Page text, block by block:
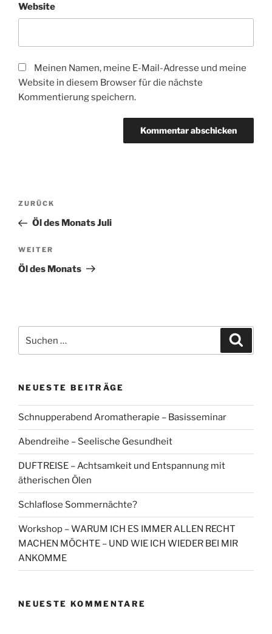
Website
Meinen Namen, meine E-Mail-Adresse und meine
Website in diesem Browser für die nächste
Kommentierung speichern.
Beitragsnavigation
Vorheriger
Beitrag
ZURÜCK
Öl des Monats Juli
Nächster
Beitrag
WEITER
Öl des Monats
nach:
NEUESTE BEITRÄGE
Schnupperabend Aromatherapie – Basisseminar
Abendreihe – Seelische Gesundheit
DUFTREISE – Achtsamkeit und Entspannung mit
ätherischen Ölen
Schlaflose Sommernächte?
Workshop – WARUM ICH ES IMMER ALLEN RECHT
MACHEN MÖCHTE – UND WIE ICH WIEDER BEI MIR
ANKOMME
NEUESTE KOMMENTARE